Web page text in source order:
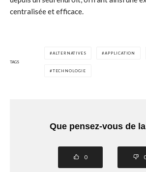
centralisée et efficace.
TAGS
ALTERNATIVES APPLICATION
TECHNOLOGIE
Que pensez-vous de
0